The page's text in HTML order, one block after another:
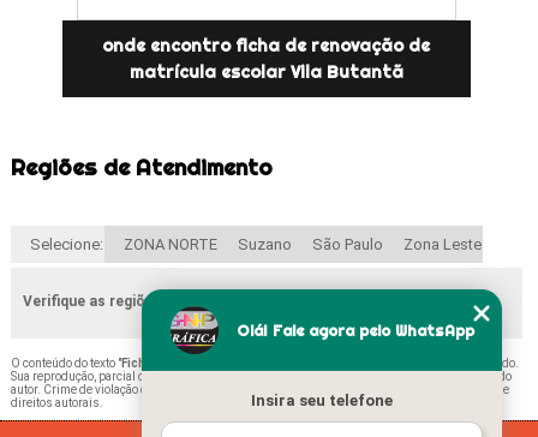
onde encontro ficha de renovação de
matrícula escolar Vila Butantã
Regiões de Atendimento
Selecione: ZONA NORTE Suzano São Paulo Zona Leste
Verifique as regiões que atendemos
O conteúdo do texto "Fichas de Matrícula Reforço Escolar Peruche
" é de direito reservado.
Sua reprodução, parcial ou total, mesmo citando nossos links, é proibida sem a autorização do
autor. Crime de violação de direito autoral – artigo 184 do Código Penal –
Lei 9610/98 - Lei de
direitos autorais.
Olá! Fale agora pelo WhatsApp
Insira seu telefone